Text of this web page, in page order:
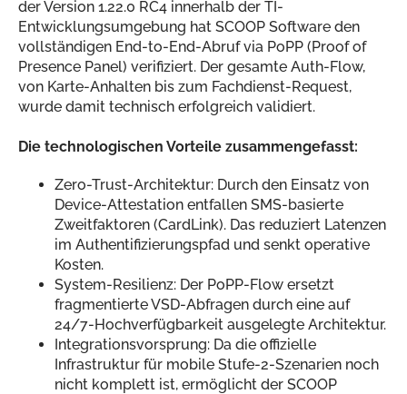
der Version 1.22.0 RC4 innerhalb der TI-
Entwicklungsumgebung hat SCOOP Software den
vollständigen End-to-End-Abruf via PoPP (Proof of
Presence Panel) verifiziert. Der gesamte Auth-Flow,
von Karte-Anhalten bis zum Fachdienst-Request,
wurde damit technisch erfolgreich validiert.
Die technologischen Vorteile zusammengefasst:
Zero-Trust-Architektur: Durch den Einsatz von
Device-Attestation entfallen SMS-basierte
Zweitfaktoren (CardLink). Das reduziert Latenzen
im Authentifizierungspfad und senkt operative
Kosten.
System-Resilienz: Der PoPP-Flow ersetzt
fragmentierte VSD-Abfragen durch eine auf
24/7-Hochverfügbarkeit ausgelegte Architektur.
Integrationsvorsprung: Da die offizielle
Infrastruktur für mobile Stufe-2-Szenarien noch
nicht komplett ist, ermöglicht der SCOOP